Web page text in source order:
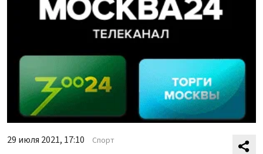
29 июля 2021, 17:10 Спорт